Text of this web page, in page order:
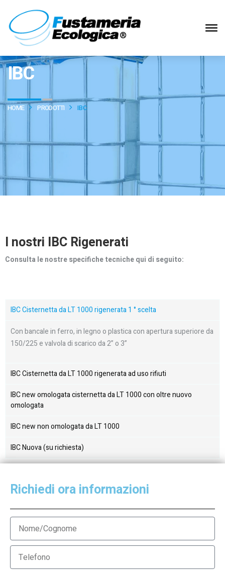
IBC
HOME PRODOTTI IBC
I nostri IBC Rigenerati
Consulta le nostre specifiche tecniche qui di seguito:
IBC Cisternetta da LT 1000 rigenerata 1 ° scelta
Con bancale in ferro, in legno o plastica con apertura superiore da
150/225 e valvola di scarico da 2” o 3”
IBC Cisternetta da LT 1000 rigenerata ad uso rifiuti
IBC new omologata cisternetta da LT 1000 con oltre nuovo
omologata
IBC new non omologata da LT 1000
IBC Nuova (su richiesta)
Richiedi ora informazioni